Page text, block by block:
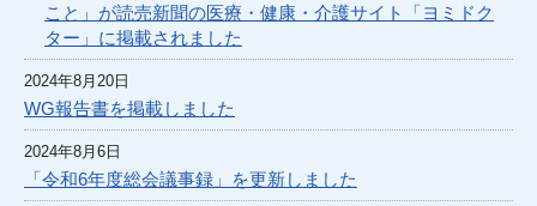
こと」が読売新聞の医療・健康・介護サイト「ヨミドク
ター」に掲載されました
2024年8月20日
WG報告書を掲載しました
2024年8月6日
「令和6年度総会議事録」を更新しました